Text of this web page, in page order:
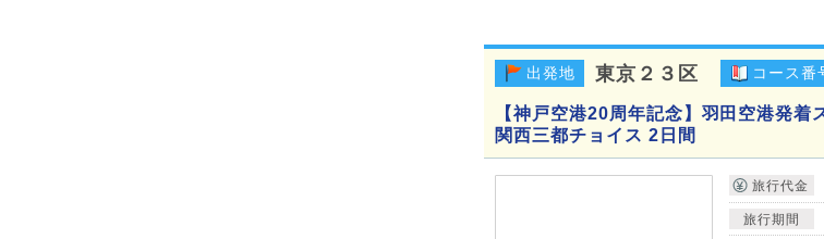
出発地 東京２３区 コース番
【神戸空港20周年記念】羽田空港発
関西三都チョイス 2日間
旅行代金
旅行期間